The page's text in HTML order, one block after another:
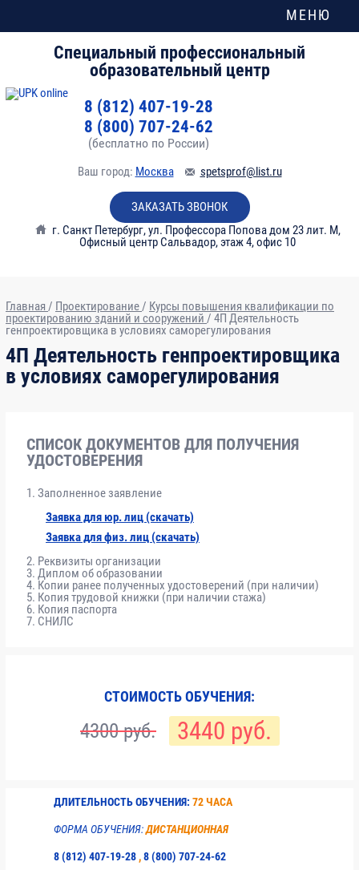
Специальный профессиональный
образовательный центр
8 (812) 407-19-28
8 (800) 707-24-62
(бесплатно по России)
Ваш город: Москва spetsprof@list.ru
ЗАКАЗАТЬ ЗВОНОК
г. Санкт Петербург,ул. Профессора Попова дом 23 лит. М,
Офисный центр Сальвадор, этаж 4, офис 10
МЕНЮ
Главная / Проектирование/ Курсы повышения квалификации по
проектированию зданий и сооружений / 4П Деятельность
генпроектировщика в условиях саморегулирования
4П Деятельность генпроектировщика
в условиях саморегулирования
СПИСОК ДОКУМЕНТОВ ДЛЯ ПОЛУЧЕНИЯ
УДОСТОВЕРЕНИЯ
Заполненное заявление
Заявка для юр. лиц (скачать)
Заявка для физ. лиц (скачать)
Реквизиты организации
Диплом об образовании
Копии ранее полученных удостоверений (при наличии)
Копия трудовой книжки (при наличии стажа)
Копия паспорта
СНИЛС
СТОИМОСТЬ ОБУЧЕНИЯ:
4300 руб. 3440 руб.
ДЛИТЕЛЬНОСТЬ ОБУЧЕНИЯ: 72 ЧАСА
ФОРМА ОБУЧЕНИЯ:ДИСТАНЦИОННАЯ
8 (812) 407-19-28 ,8 (800) 707-24-62
№
модуля
Тема
Модуль
Требования к выполнению проектных
объектов строительства
Модуль
3
Технологии проектирования
Модуль
4
Организационные мероприятия,
Работы по подготовке архитектурных